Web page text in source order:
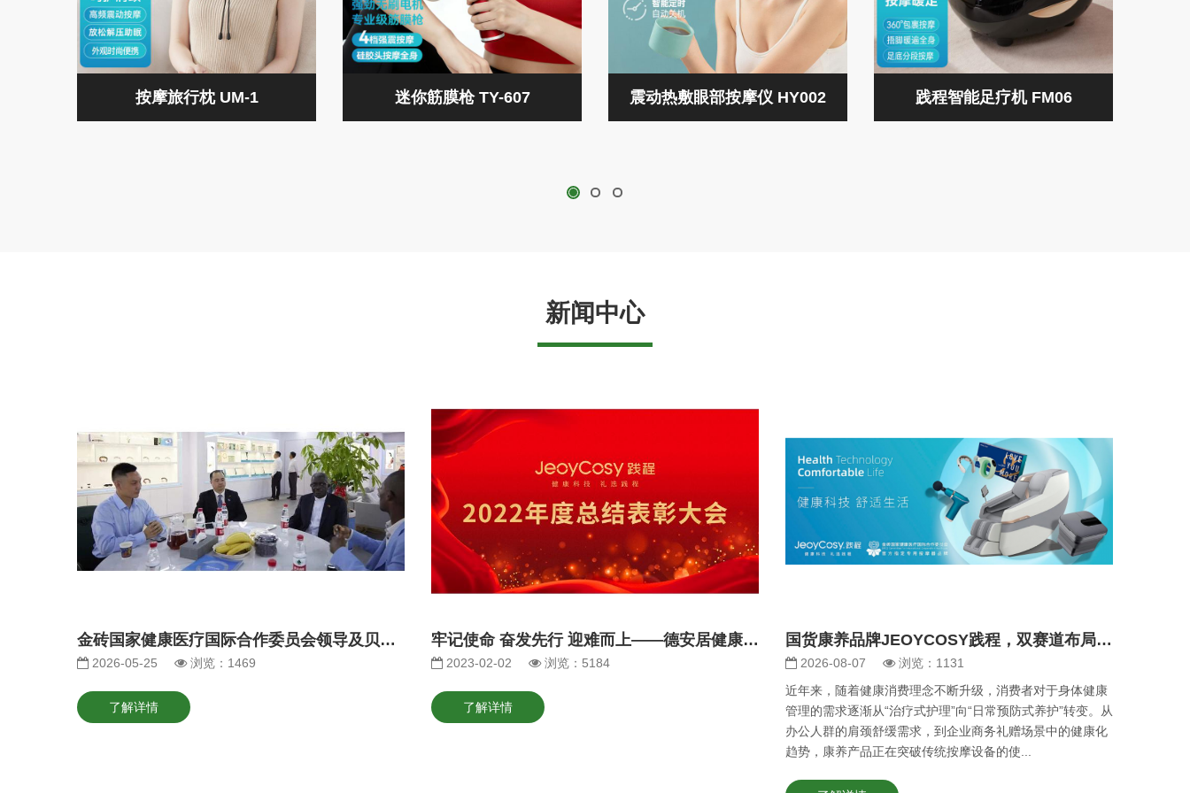
按摩旅行枕 UM-1 迷你筋膜枪 TY-607 震动热敷眼部按摩仪 HY002 践程智能足疗机 FM06
新闻中心
金砖国家健康医疗国际合作委员会领导及贝宁驻华大使莅临践程总部，共商健康产业合作与发展
2026-05-25 浏览：1469
了解详情
牢记使命 奋发先行 迎难而上——德安居健康科技有限公司2022年度总结表彰大会顺利召开
2023-02-02 浏览：5184
了解详情
国货康养品牌JEOYCOSY践程，双赛道布局家用按摩与商务礼品市场
2026-08-07
浏览：1131
近年来，随着健康消费理念不断升级，消费者对于身体健康
管理的需求逐渐从“治疗式护理”向“日常预防式养护”转变。从
办公人群的肩颈舒缓需求，到企业商务礼赠场景中的健康化
趋势，康养产品正在突破传统按摩设备的使...